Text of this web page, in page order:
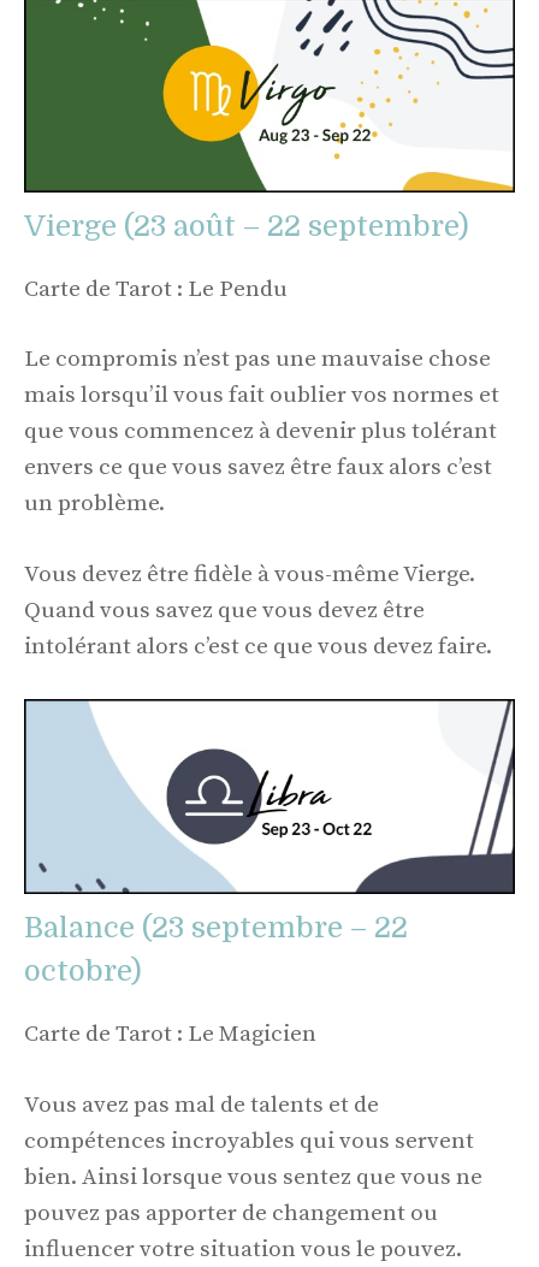
Vierge (23 août – 22 septembre)
Carte de Tarot : Le Pendu
Le compromis n’est pas une mauvaise chose
mais lorsqu’il vous fait oublier vos normes et
que vous commencez à devenir plus tolérant
envers ce que vous savez être faux alors c’est
un problème.
Vous devez être fidèle à vous-même Vierge.
Quand vous savez que vous devez être
intolérant alors c’est ce que vous devez faire.
Balance (23 septembre – 22
octobre)
Carte de Tarot : Le Magicien
Vous avez pas mal de talents et de
compétences incroyables qui vous servent
bien. Ainsi lorsque vous sentez que vous ne
pouvez pas apporter de changement ou
influencer votre situation vous le pouvez.